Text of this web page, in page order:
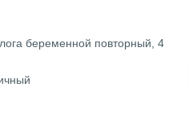
беременной повторный, 4